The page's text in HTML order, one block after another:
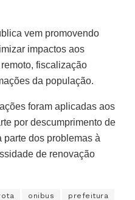
vem promovendo
impactos aos
fiscalização
da população.
foram aplicadas aos
por descumprimento de
parte dos problemas à
de renovação
onibus prefeitura